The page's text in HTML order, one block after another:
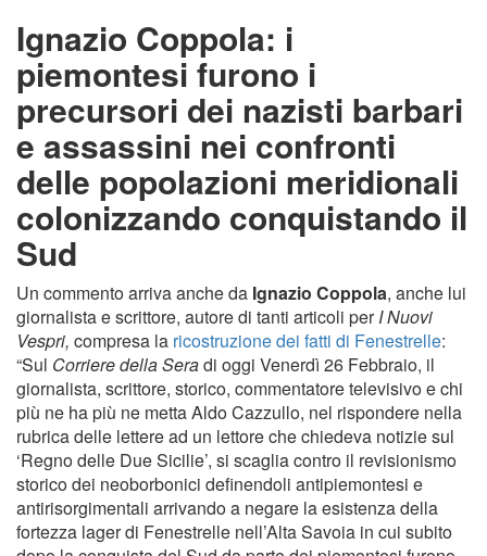
Ignazio Coppola: i
piemontesi furono i
precursori dei nazisti barbari
e assassini nei confronti
delle popolazioni meridionali
colonizzando conquistando il
Sud
Un commento arriva anche da Ignazio Coppola, anche lui
giornalista e scrittore, autore di tanti articoli perI Nuovi
Vespri, compresa la ricostruzione dei fatti di Fenestrelle:
“Sul Corriere della Seradi oggi Venerdì 26 Febbraio, il
giornalista, scrittore, storico, commentatore televisivo e chi
più ne ha più ne metta Aldo Cazzullo, nel rispondere nella
rubrica delle lettere ad un lettore che chiedeva notizie sul
‘Regno delle Due Sicilie’, si scaglia contro il revisionismo
storico dei neoborbonici definendoli antipiemontesi e
antirisorgimentali arrivando a negare la esistenza della
fortezza lager di Fenestrelle nell’Alta Savoia in cui subito